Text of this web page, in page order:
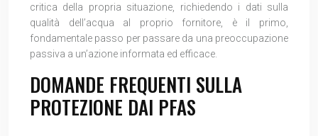
critica della propria situazione, richiedendo i dati sulla
qualità dell’acqua al proprio fornitore, è il primo,
fondamentale passo per passare da una preoccupazione
passiva a un’azione informata ed efficace.
DOMANDE FREQUENTI SULLA
PROTEZIONE DAI PFAS